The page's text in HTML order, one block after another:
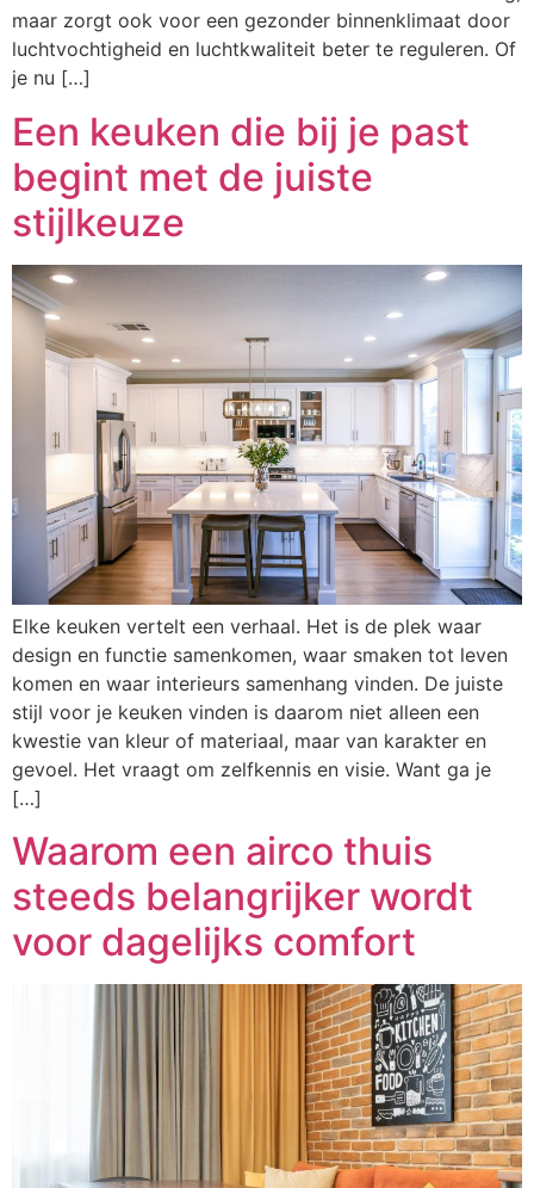
maar zorgt ook voor een gezonder binnenklimaat door
luchtvochtigheid en luchtkwaliteit beter te reguleren. Of
je nu […]
Een keuken die bij je past
begint met de juiste
stijlkeuze
Elke keuken vertelt een verhaal. Het is de plek waar
design en functie samenkomen, waar smaken tot leven
komen en waar interieurs samenhang vinden. De juiste
stijl voor je keuken vinden is daarom niet alleen een
kwestie van kleur of materiaal, maar van karakter en
gevoel. Het vraagt om zelfkennis en visie. Want ga je
[…]
Waarom een airco thuis
steeds belangrijker wordt
voor dagelijks comfort